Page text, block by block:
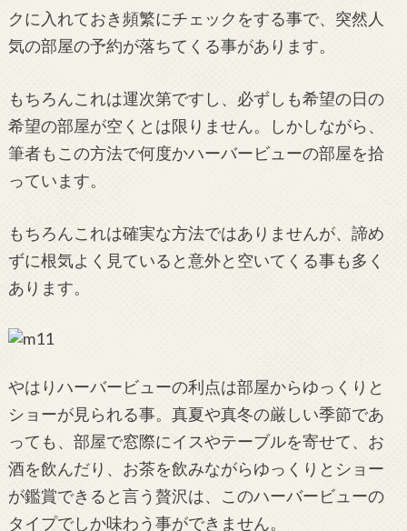
クに入れておき頻繁にチェックをする事で、突然人
気の部屋の予約が落ちてくる事があります。
もちろんこれは運次第ですし、必ずしも希望の日の
希望の部屋が空くとは限りません。しかしながら、
筆者もこの方法で何度かハーバービューの部屋を拾
っています。
もちろんこれは確実な方法ではありませんが、諦め
ずに根気よく見ていると意外と空いてくる事も多く
あります。
やはりハーバービューの利点は部屋からゆっくりと
ショーが見られる事。真夏や真冬の厳しい季節であ
っても、部屋で窓際にイスやテーブルを寄せて、お
酒を飲んだり、お茶を飲みながらゆっくりとショー
が鑑賞できると言う贅沢は、このハーバービューの
タイプでしか味わう事ができません。